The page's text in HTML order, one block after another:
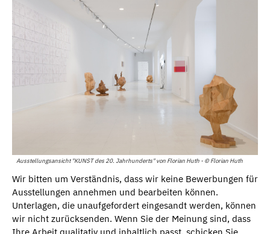
Ausstellungsansicht "KUNST des 20. Jahrhunderts" von Florian Huth - © Florian Huth
Wir bitten um Verständnis, dass wir keine Bewerbungen für
Ausstellungen annehmen und bearbeiten können.
Unterlagen, die unaufgefordert eingesandt werden, können
wir nicht zurücksenden. Wenn Sie der Meinung sind, dass